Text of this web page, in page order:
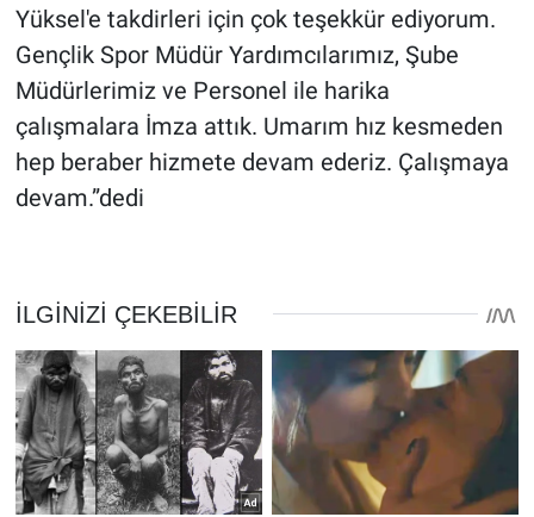
Yüksel'e takdirleri için çok teşekkür ediyorum.
Gençlik Spor Müdür Yardımcılarımız, Şube
Müdürlerimiz ve Personel ile harika
çalışmalara İmza attık. Umarım hız kesmeden
hep beraber hizmete devam ederiz. Çalışmaya
devam.”dedi